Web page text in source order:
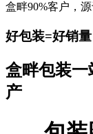
盒畔90%客户，
好包装=好销量
盒畔包装
产